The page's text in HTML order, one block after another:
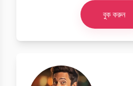
বুক করুন